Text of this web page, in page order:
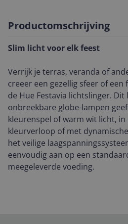
Productomschrijving
Slim licht voor elk feest
Verrijk je terras, veranda of
creeer een gezellig sfeer of
de Hue Festavia lichtslinger.
onbreekbare globe-lampen
kleurenspel of warm wit licht, in
kleurverloop of met
het veilige
eenvoudig aan op een
meegeleverde voeding.